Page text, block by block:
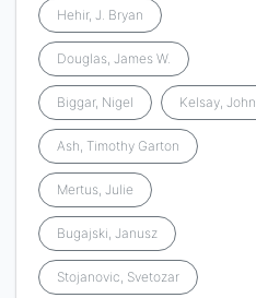
Hehir, J. Bryan
Douglas, James W.
Biggar, Nigel Kelsay, John
Ash, Timothy Garton
Mertus, Julie
Bugajski, Janusz
Stojanovic, Svetozar